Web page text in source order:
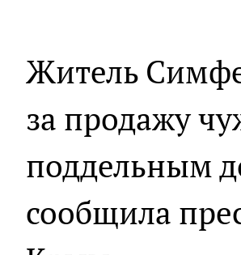
Житель
за продажу
поддельным
сообщила